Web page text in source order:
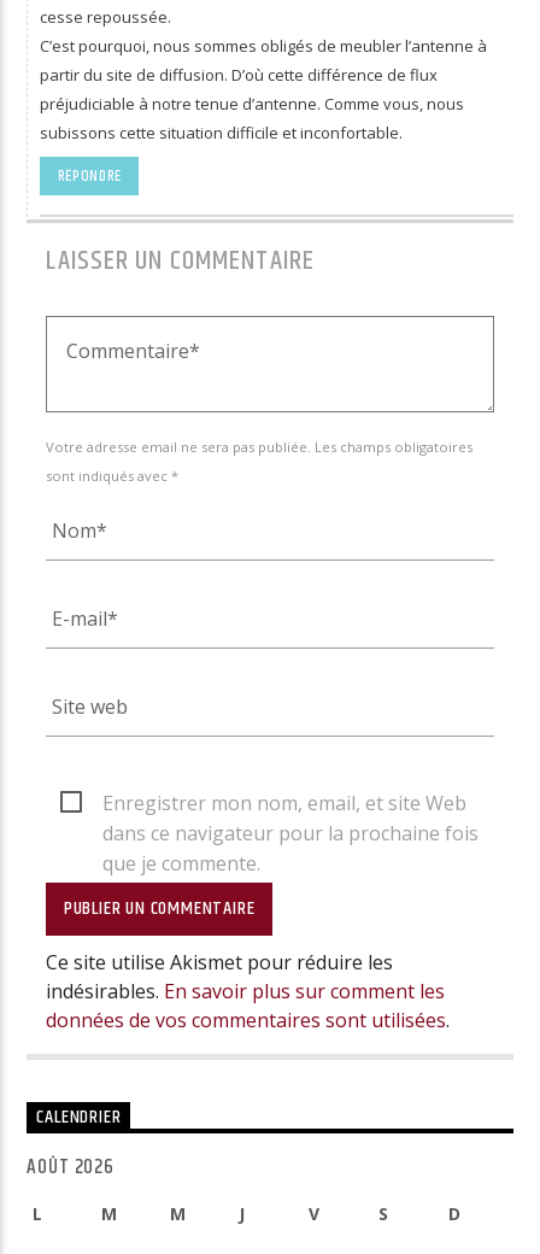
cesse repoussée.
C’est pourquoi, nous sommes obligés de meubler l’antenne à
partir du site de diffusion. D’où cette différence de flux
préjudiciable à notre tenue d’antenne. Comme vous, nous
subissons cette situation difficile et inconfortable.
RÉPONDRE
LAISSER UN COMMENTAIRE
Votre adresse email ne sera pas publiée. Les champs obligatoires
sont indiqués avec *
Enregistrer mon nom, email, et site Web
dans ce navigateur pour la prochaine fois
que je commente.
Ce site utilise Akismet pour réduire les
indésirables. En savoir plus sur comment les
données de vos commentaires sont utilisées.
CALENDRIER
AOÛT 2026
L M M J V S D